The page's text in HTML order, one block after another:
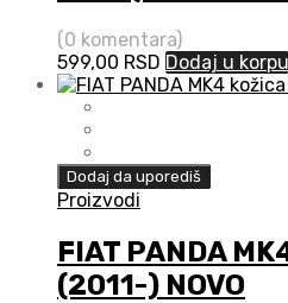
(0 komentara)
599,00 RSD Dodaj u korpu
Dodaj da uporediš
Proizvodi
FIAT PANDA
(2011-) NOVO